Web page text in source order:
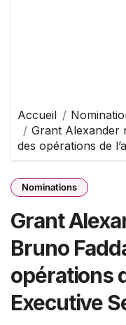
Accueil
Grant Alexander
des opérations de
Nominations
Grant
Bruno
opérations
Executive